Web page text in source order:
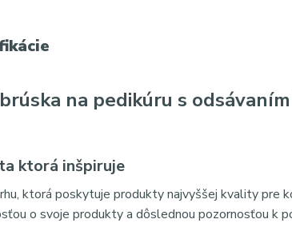
na pedikúru s
ktorá inšpiruje
ktorá poskytuje produkty najvyššej kvality pre
o svoje produkty a dôslednou pozornosťou k